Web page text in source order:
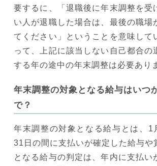
要するに、「退職後に年末調整を受
い人が退職した場合は、最後の職場
てください」ということを意味して
って、上記に該当しない自己都合の
する年の途中の年末調整は必要あり
年末調整の対象となる給与はいつ
で？
年末調整の対象となる給与とは、1
31日の間に支払いが確定した給与や
となる給与の判定は、年内に支払い